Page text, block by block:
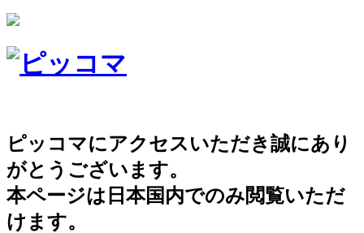
ピッコマにアクセスいただき誠にあり
がとうございます。
本ページは日本国内でのみ閲覧いただ
けます。